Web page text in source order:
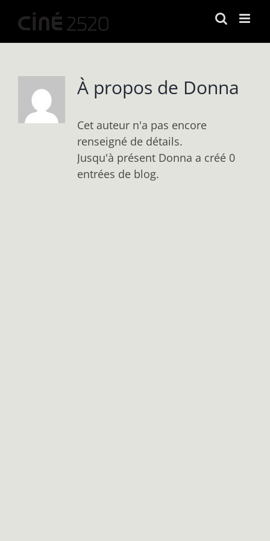
contenu
À propos de Donna
Cet auteur n'a pas encore
renseigné de détails.
Jusqu'à présent Donna a créé 0
entrées de blog.